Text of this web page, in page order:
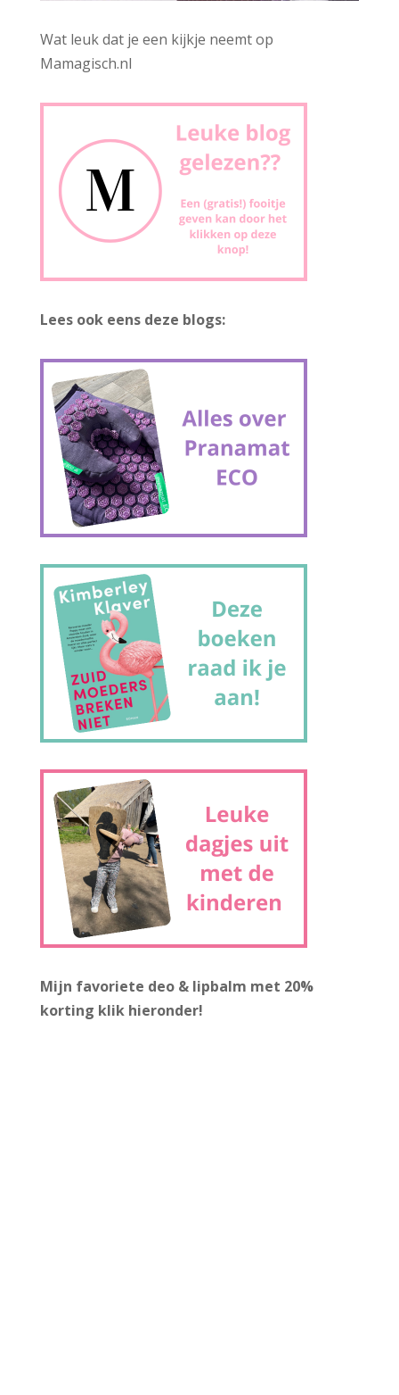
Wat leuk dat je een kijkje neemt op
Mamagisch.nl
Lees ook eens deze blogs:
Mijn favoriete deo & lipbalm met 20%
korting klik hieronder!